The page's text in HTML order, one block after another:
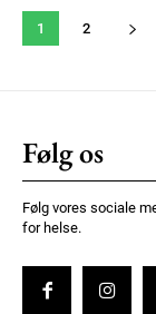
1 2
Følg os
Følg vores sociale
for helse.